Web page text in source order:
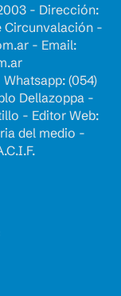
- Dirección:
Circunvalación -
- Email:
Whatsapp: (054)
Dellazoppa -
- Editor Web:
del medio -